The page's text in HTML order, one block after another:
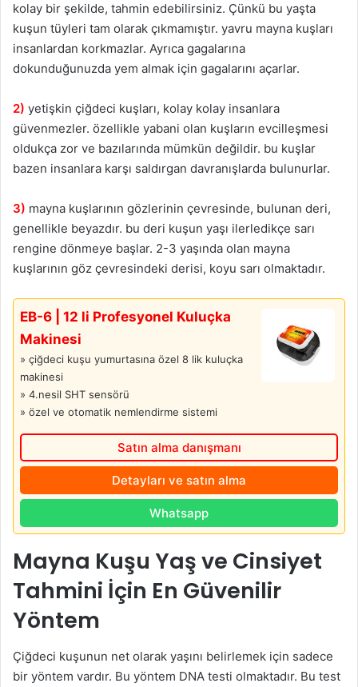
kolay bir şekilde, tahmin edebilirsiniz. Çünkü bu yaşta
kuşun tüyleri tam olarak çıkmamıştır. yavru mayna kuşları
insanlardan korkmazlar. Ayrıca gagalarına
dokunduğunuzda yem almak için gagalarını açarlar.
2) yetişkin çiğdeci kuşları, kolay kolay insanlara
güvenmezler. özellikle yabani olan kuşların evcilleşmesi
oldukça zor ve bazılarında mümkün değildir. bu kuşlar
bazen insanlara karşı saldırgan davranışlarda bulunurlar.
3) mayna kuşlarının gözlerinin çevresinde, bulunan deri,
genellikle beyazdır. bu deri kuşun yaşı ilerledikçe sarı
rengine dönmeye başlar. 2-3 yaşında olan mayna
kuşlarının göz çevresindeki derisi, koyu sarı olmaktadır.
EB-6 | 12 li Profesyonel Kuluçka
Makinesi
» çiğdeci kuşu yumurtasına özel 8 lik kuluçka
makinesi
» 4.nesil SHT sensörü
» özel ve otomatik nemlendirme sistemi
Satın alma danışmanı
Detayları ve satın alma
Whatsapp
Mayna Kuşu Yaş ve Cinsiyet
Tahmini İçin En Güvenilir
Yöntem
Çiğdeci kuşunun net olarak yaşını belirlemek için sadece
bir yöntem vardır. Bu yöntem DNA testi olmaktadır. Bu test